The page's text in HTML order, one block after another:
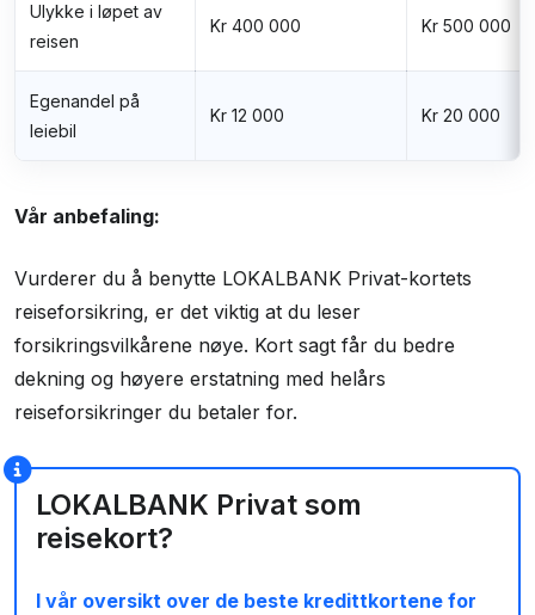
Ulykke i løpet av
reisen
Kr 400 000 Kr 500 000
Egenandel på
leiebil
Kr 12 000 Kr 20 000
Vår anbefaling:
Vurderer du å benytte LOKALBANK Privat-kortets
reiseforsikring, er det viktig at du leser
forsikringsvilkårene nøye. Kort sagt får du bedre
dekning og høyere erstatning med helårs
reiseforsikringer du betaler for.
LOKALBANK Privat som
reisekort?
I vår oversikt over de beste kredittkortene for